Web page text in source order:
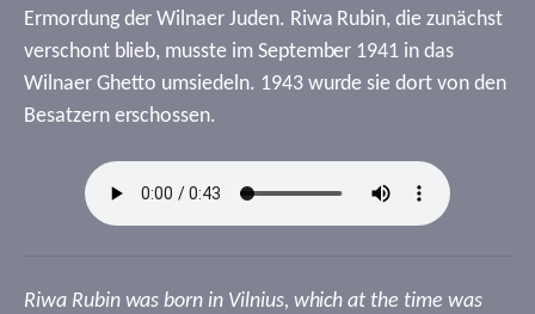
Ermordung der Wilnaer Juden. Riwa Rubin, die zunächst
verschont blieb, musste im September 1941 in das
Wilnaer Ghetto umsiedeln. 1943 wurde sie dort von den
Besatzern erschossen.
Riwa Rubin was born in Vilnius, which at the time was